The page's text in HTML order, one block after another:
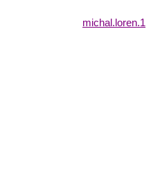
michal.loren.1